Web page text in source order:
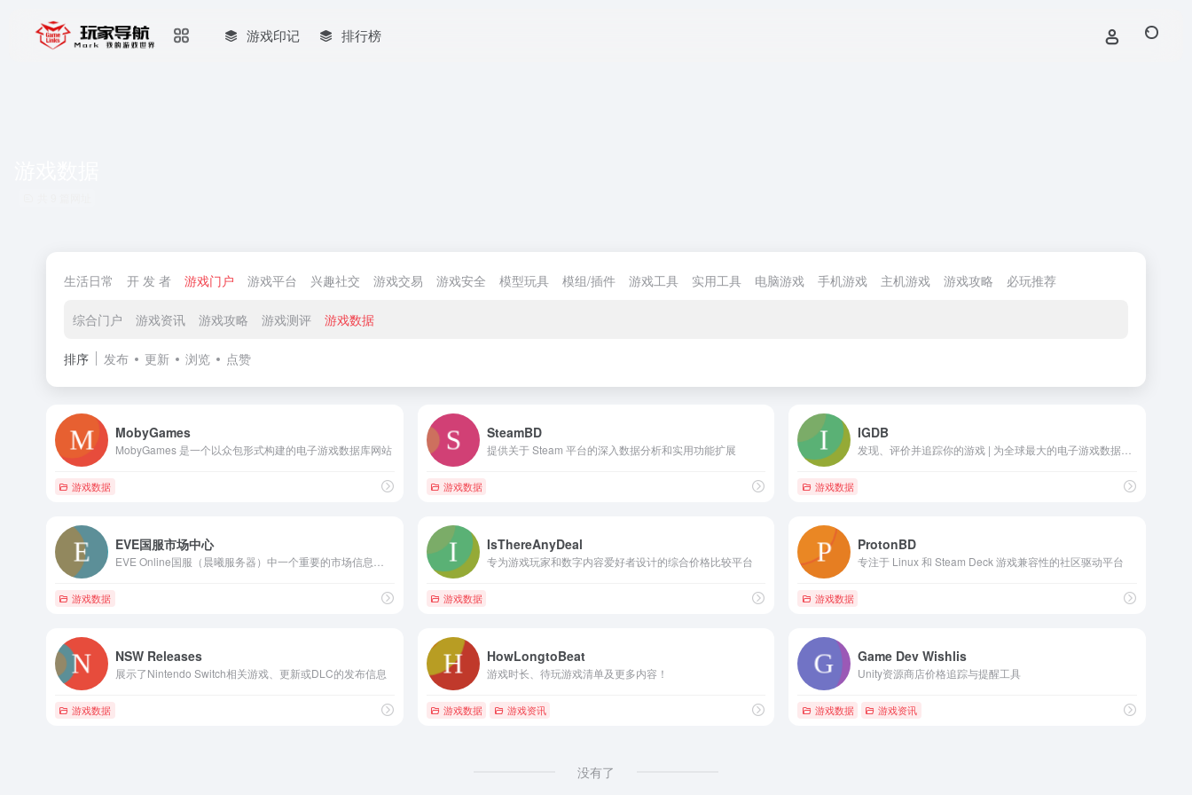
游戏印记 排行榜
生活日常 开 发 者 游戏门户 游戏平台 兴趣社交 游戏交易 游戏安全 模型玩具 模组/插件 游戏工具 实用工具 电脑游戏 手机游戏 主机游戏 游戏攻略 必玩推荐
综合门户 游戏资讯 游戏攻略 游戏测评 游戏数据
排序 发布 更新 浏览 点赞
MobyGames
MobyGames 是一个以众包形式构建的电子游戏数据库网站
游戏数据
SteamBD
提供关于 Steam 平台的深入数据分析和实用功能扩展
游戏数据
IGDB
游戏数据
EVE国服市场中心
游戏数据
IsThereAnyDeal
专为游戏玩家和数字内容爱好者设计的综合价格比较平台
游戏数据
ProtonBD
专注于 Linux 和 Steam Deck 游戏兼容性的社区驱动平台
游戏数据
NSW Releases
展示了Nintendo Switch相关游戏、更新或DLC的发布信息
游戏数据
HowLongtoBeat
游戏时长、待玩游戏清单及更多内容！
游戏数据 游戏资讯
Game Dev Wishlis
Unity资源商店价格追踪与提醒工具
游戏数据 游戏资讯
没有了